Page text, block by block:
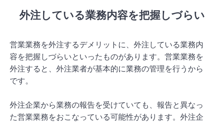
外注している業務内容を把握しづらい
営業業務を外注するデメリットに、外注している業務内
容を把握しづらいといったものがあります。営業業務を
外注すると、外注業者が基本的に業務の管理を行うから
です。
外注企業から業務の報告を受けていても、報告と異なっ
た営業業務をおこなっている可能性があります。外注企